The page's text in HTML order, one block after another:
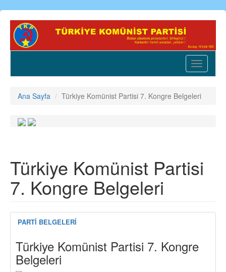
Ana
içeriğe
Toggle
Ana Sayfa Türkiye Komünist Partisi 7. Kongre Belgeleri
Türkiye Komünist Partisi
7. Kongre Belgeleri
PARTİ BELGELERİ
Türkiye Komünist Partisi 7. Kongre
Belgeleri